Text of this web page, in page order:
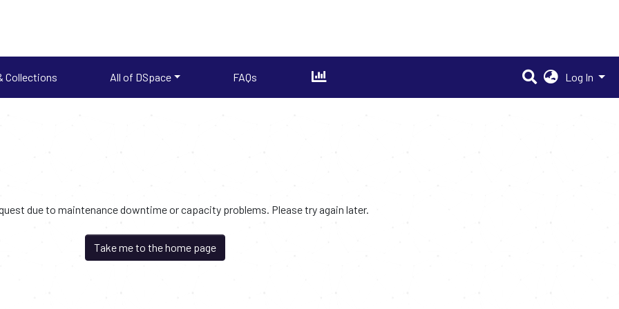
Collections All of DSpace FAQs Log In
due to maintenance downtime or capacity problems. Please try again later.
Take me to the home page